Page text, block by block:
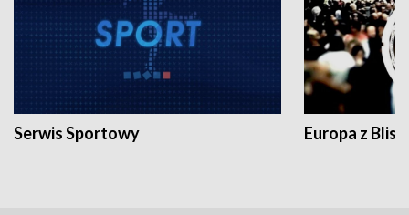
Serwis Sportowy Europa z